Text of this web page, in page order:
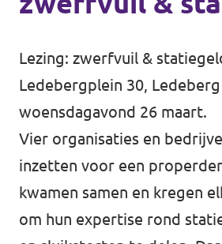
Volt Oost-Vlaanderen
Standpunten
Over Volt
Nieuws
Agenda
Lezing: zwerfvuil &
Ledebergplein 30,
woensdagavond 26 maart.
Vier organisaties en
inzetten voor een
kwamen samen en kregen
om hun expertise rond